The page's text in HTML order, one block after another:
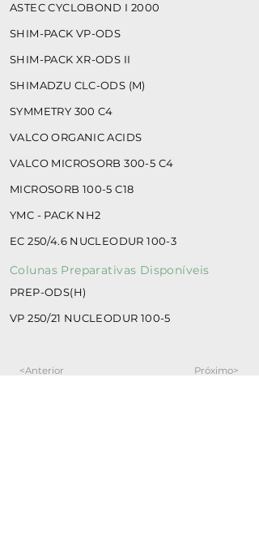
ASTEC CYCLOBOND I 2000
SHIM-PACK VP-ODS
SHIM-PACK XR-ODS II
SHIMADZU CLC-ODS (M)
SYMMETRY 300 C4
VALCO ORGANIC ACIDS
VALCO MICROSORB 300-5 C4
MICROSORB 100-5 C18
YMC - PACK NH2
EC 250/4.6 NUCLEODUR 100-3
Colunas Preparativas Disponíveis
PREP-ODS(H)
VP 250/21 NUCLEODUR 100-5
<Anterior Próximo>